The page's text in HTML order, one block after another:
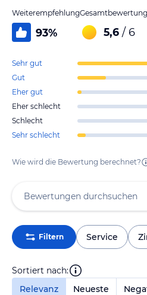
Weiterempfehlung
93%
Gesamtbewertung
5,6 / 6
Sehr gut
Gut
Eher gut
Eher schlecht
Schlecht
Sehr schlecht
Wie wird die Bewertung berechnet?
Filtern Service
Sortiert nach:
Relevanz
Neueste